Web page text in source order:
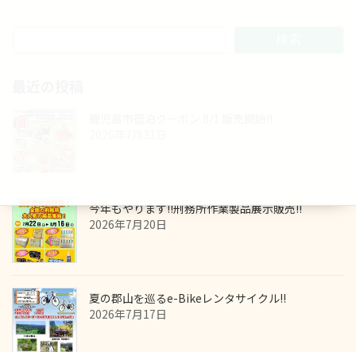
今年もやります!!刑務所作業製品展示販売!!
2026年7月20日
夏の郡山を巡るe-Bikeレンタサイクル!!
2026年7月17日